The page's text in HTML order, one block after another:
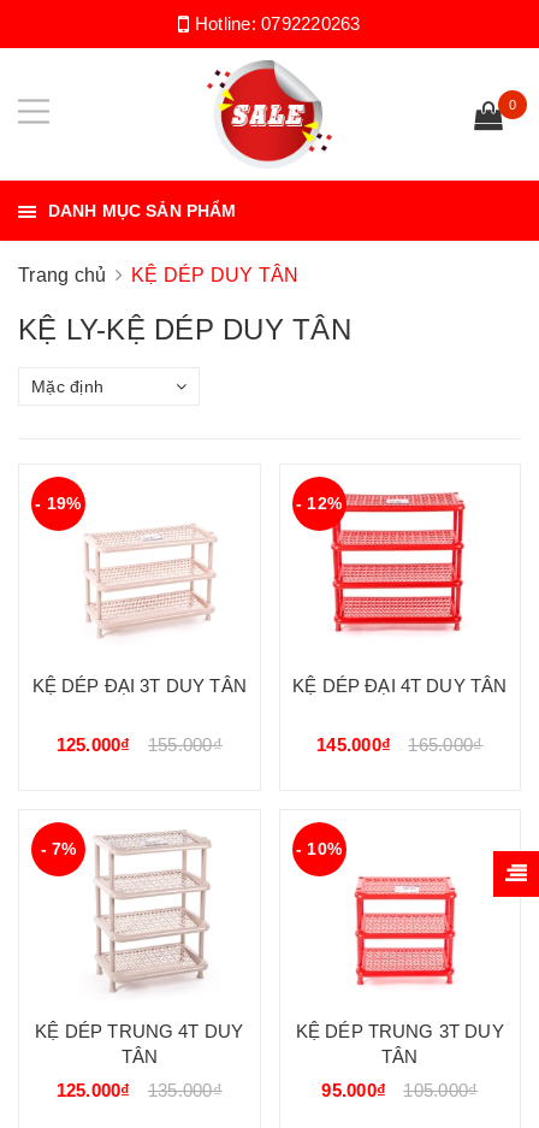
Hotline:0792220263
0
DANH MỤC SẢN PHẨM
Trang chủ KỆ DÉP DUY TÂN
KỆ LY-KỆ DÉP DUY TÂN
Mặc định
- 19%
KỆ DÉP ĐẠI 3T DUY TÂN
125.000₫ 155.000₫
- 12%
KỆ DÉP ĐẠI 4T DUY TÂN
145.000₫ 165.000₫
- 7%
KỆ DÉP TRUNG 4T DUY
TÂN
125.000₫
135.000₫
- 10%
KỆ DÉP TRUNG 3T DUY
TÂN
95.000₫
105.000₫